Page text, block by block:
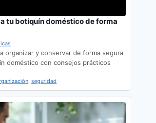
tu botiquín doméstico de forma
organizar y conservar de forma segura
doméstico con consejos prácticos
,seguridad